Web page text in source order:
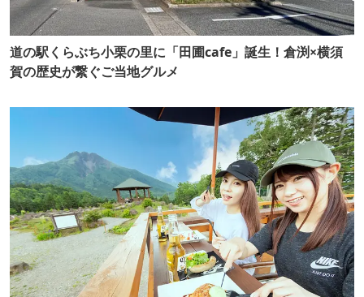
道の駅くらぶち小栗の里に「田圃cafe」誕生！倉渕×横須
賀の歴史が繋ぐご当地グルメ